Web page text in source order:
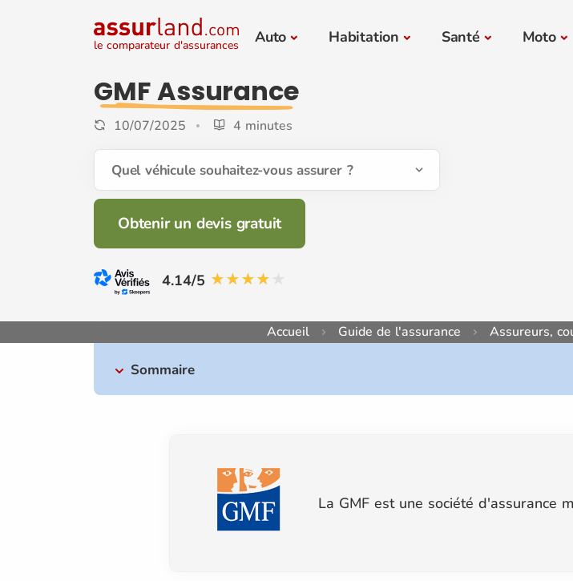
le comparateur d'assurances Auto Habitation Santé Moto
GMF Assurance
10/07/2025 4 minutes
Quel véhicule souhaitez-vous assurer ?
Obtenir un devis gratuit
4.14/5
Accueil Guide de l'assurance Assureurs,
Sommaire
La GMF est une société d'assurance